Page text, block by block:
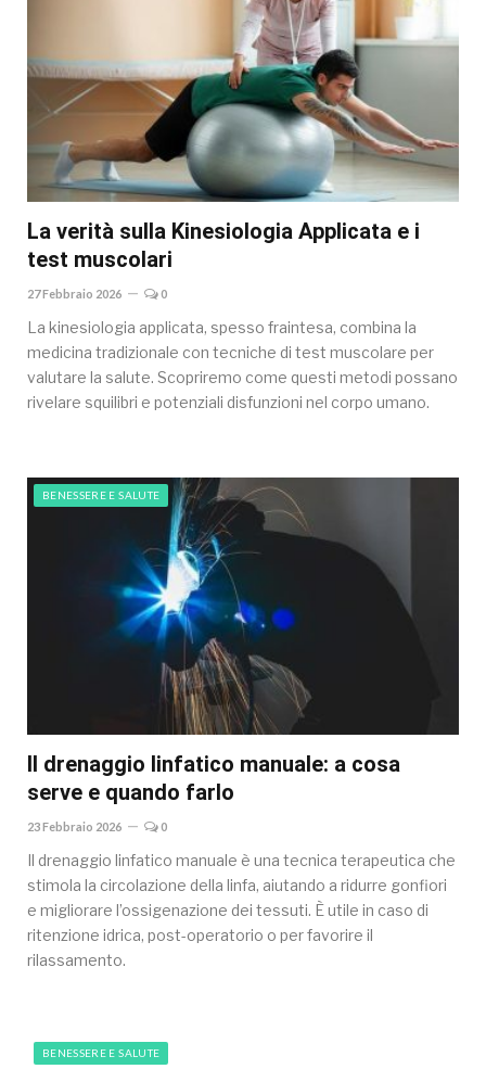
La verità sulla Kinesiologia Applicata e i
test muscolari
27 Febbraio 2026 0
La kinesiologia applicata, spesso fraintesa, combina la
medicina tradizionale con tecniche di test muscolare per
valutare la salute. Scopriremo come questi metodi possano
rivelare squilibri e potenziali disfunzioni nel corpo umano.
BENESSERE E SALUTE
Il drenaggio linfatico manuale: a cosa
serve e quando farlo
23 Febbraio 2026 0
Il drenaggio linfatico manuale è una tecnica terapeutica che
stimola la circolazione della linfa, aiutando a ridurre gonfiori
e migliorare l’ossigenazione dei tessuti. È utile in caso di
ritenzione idrica, post-operatorio o per favorire il
rilassamento.
BENESSERE E SALUTE